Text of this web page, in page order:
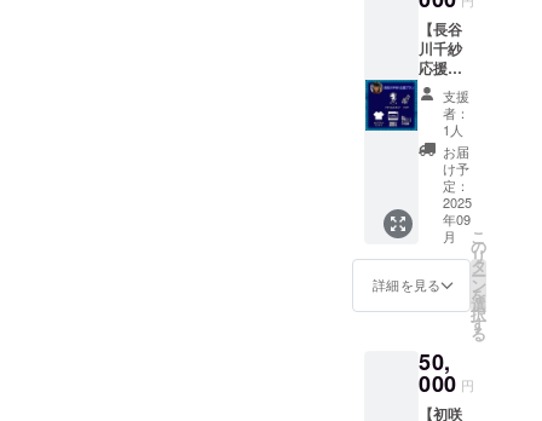
合はお
店に移
動して
の食事
会とな
りま
す）ご
支援者
が都合
により
参加で
きない
場合
成作品
の動画
限定1ヶ
月、ダ
ウン
ロード
可）
入れで
きない
キャス
トがい
る場合
があり
ます。
その場
合はご
相談さ
せてい
ただき
ます。
・お礼
動画DL
年、ダ
ウン
ロード
紗々、
長谷川
千紗、
範田
紗々と
石田夏
希、倒
れてい
る山村
茜、運
ばれる
山村茜
（前田
ばっ
こー・
も写っ
てい
る）寝
【長谷
川千紗
応援プ
ラン】
・長谷
川千紗
のアク
リルス
タンド1
点 ・長
谷川千
紗の撮
影時の
サイン
入り
チェキ
は選べ
ませ
ん） ・
オリジ
支援
者：
1人
お届
け予
定：
2025
年09
月
詳細を見る
こ
の
リ
タ
ー
ン
を
選
択
す
る
50,
000 円
【初咲